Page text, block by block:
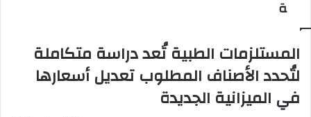
ا
ر
ع
م
ا
ع
ة
المستلزمات الطبية تُعد دراسة متكاملة
لتُحدد الأصناف المطلوب تعديل أسعارها
في الميزانية الجديدة